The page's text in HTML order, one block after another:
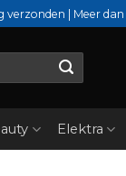
verzonden | Meer dan
Elektra